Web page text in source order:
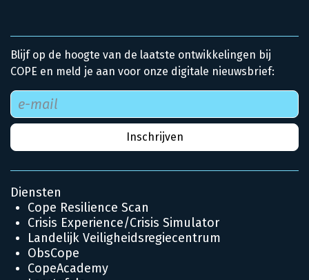
Blijf op de hoogte van de laatste ontwikkelingen bij
COPE en meld je aan voor onze digitale nieuwsbrief:
Diensten
Cope Resilience Scan
Crisis Experience/Crisis Simulator
Landelijk Veiligheidsregiecentrum
ObsCope
CopeAcademy